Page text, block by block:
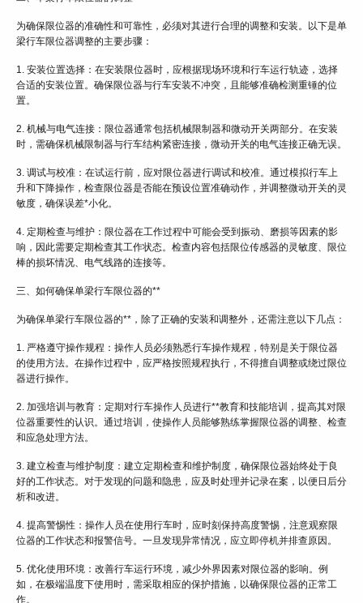
为确保限位器的准确性和可靠性，必须对其进行合理的调整和安装。以下是单
梁行车限位器调整的主要步骤：
1. 安装位置选择：在安装限位器时，应根据现场环境和行车运行轨迹，选择
合适的安装位置。确保限位器与行车安装不冲突，且能够准确检测重锤的位
置。
2. 机械与电气连接：限位器通常包括机械限制器和微动开关两部分。在安装
时，需确保机械限制器与行车结构紧密连接，微动开关的电气连接正确无误。
3. 调试与校准：在试运行前，应对限位器进行调试和校准。通过模拟行车上
升和下降操作，检查限位器是否能在预设位置准确动作，并调整微动开关的灵
敏度，确保误差*小化。
4. 定期检查与维护：限位器在工作过程中可能会受到振动、磨损等因素的影
响，因此需要定期检查其工作状态。检查内容包括限位传感器的灵敏度、限位
棒的损坏情况、电气线路的连接等。
三、如何确保单梁行车限位器的**
为确保单梁行车限位器的**，除了正确的安装和调整外，还需注意以下几点：
1. 严格遵守操作规程：操作人员必须熟悉行车操作规程，特别是关于限位器
的使用方法。在操作过程中，应严格按照规程执行，不得擅自调整或绕过限位
器进行操作。
2. 加强培训与教育：定期对行车操作人员进行**教育和技能培训，提高其对限
位器重要性的认识。通过培训，使操作人员能够熟练掌握限位器的调整、检查
和应急处理方法。
3. 建立检查与维护制度：建立定期检查和维护制度，确保限位器始终处于良
好的工作状态。对于发现的问题和隐患，应及时处理并记录在案，以便日后分
析和改进。
4. 提高警惕性：操作人员在使用行车时，应时刻保持高度警惕，注意观察限
位器的工作状态和报警信号。一旦发现异常情况，应立即停机并排查原因。
5. 优化使用环境：改善行车运行环境，减少外界因素对限位器的影响。例
如，在极端温度下使用时，需采取相应的保护措施，以确保限位器的正常工
作。